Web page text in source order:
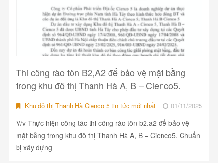
Thi công rào tôn B2,A2 để bảo vệ mặt bằng
trong khu đô thị Thanh Hà A, B – Cienco5.
Khu đô thị Thanh Hà Cienco 5 tin tức mới nhất 01/11/2025
V/v Thực hiện công tác thi công rào tôn b2.a2 để bảo vệ
mặt bằng trong khu đô thị Thanh Hà A, B – Cienco5. Chuẩn
bị xây dựng